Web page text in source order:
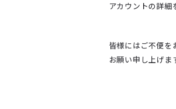
アカウントの詳細
皆様にはご不便を
お願い申し上げま